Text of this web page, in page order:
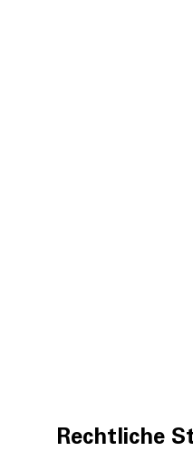
Rechtliche